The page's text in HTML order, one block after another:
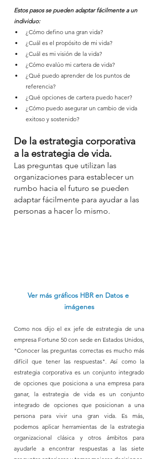
Estos pasos se pueden adaptar fácilmente a un
individuo:
¿Cómo defino una gran vida?
¿Cuál es el propósito de mi vida?
¿Cuál es mi visión de la vida?
¿Cómo evalúo mi cartera de vida?
¿Qué puedo aprender de los puntos de
referencia?
¿Qué opciones de cartera puedo hacer?
¿Cómo puedo asegurar un cambio de vida
exitoso y sostenido?
De la estrategia corporativa
a la estrategia de vida.
Las preguntas que utilizan las
organizaciones para establecer un
rumbo hacia el futuro se pueden
adaptar fácilmente para ayudar a las
personas a hacer lo mismo.
Ver más gráficos HBR en Datos e
imágenes
Como nos dijo el ex jefe de estrategia de una
empresa Fortune 50 con sede en Estados Unidos,
"Conocer las preguntas correctas es mucho más
difícil que tener las respuestas". Así como la
estrategia corporativa es un conjunto integrado
de opciones que posiciona a una empresa para
ganar, la estrategia de vida es un conjunto
integrado de opciones que posicionan a una
persona para vivir una gran vida. Es más,
podemos aplicar herramientas de la estrategia
organizacional clásica y otros ámbitos para
ayudarle a encontrar respuestas a las siete